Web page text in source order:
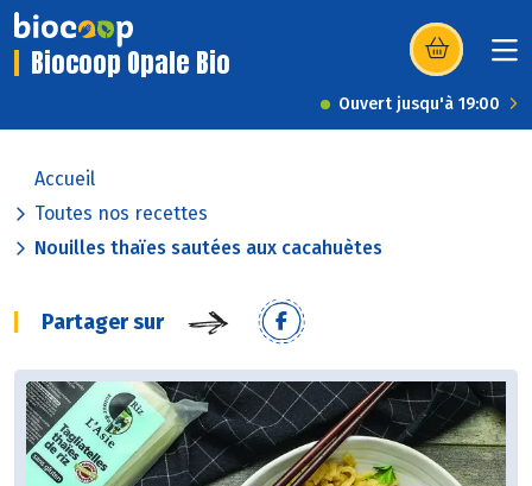
Biocoop Opale Bio (s’ouvre dans
Ouvert jusqu'à 19:00
Accueil
Toutes nos recettes
Nouilles thaïes sautées aux cacahuètes
Partager sur